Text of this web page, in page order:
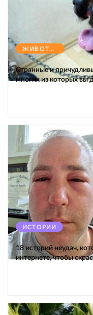
ЖИВОТНЫЕ
Странные и
многих из которых вы
ИСТОРИИ
18 историй неудач,
интернете, чтобы